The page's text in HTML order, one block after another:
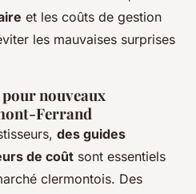
et les coûts de gestion
les mauvaises surprises
pour nouveaux
Ferrand
des guides
de coût sont essentiels
clermontois. Des